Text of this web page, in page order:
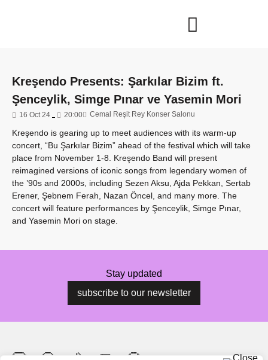
Kreşendo Presents: Şarkılar Bizim ft.
Şenceylik, Simge Pınar ve Yasemin Mori
16 Oct 24 20:00 Cemal Reşit Rey Konser Salonu
Kreşendo is gearing up to meet audiences with its warm-up
concert, “Bu Şarkılar Bizim” ahead of the festival which will take
place from November 1-8. Kreşendo Band will present
reimagined versions of iconic songs from legendary women of
the ’90s and 2000s, including Sezen Aksu, Ajda Pekkan, Sertab
Erener, Şebnem Ferah, Nazan Öncel, and many more. The
concert will feature performances by Şenceylik, Simge Pınar,
and Yasemin Mori on stage.
Stay updated
subscribe to our newsletter